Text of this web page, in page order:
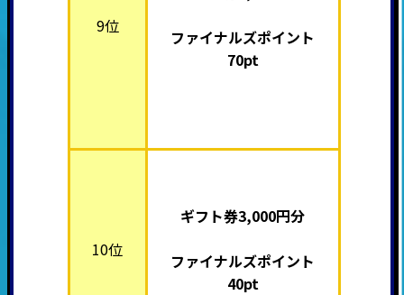
9位
ファイナルズポイント
70pt
10位
ギフト券3,000円分
ファイナルズポイント
40pt